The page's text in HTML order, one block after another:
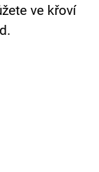
ve křoví